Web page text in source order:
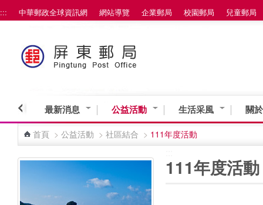
跳到主要內容區塊
::: 中華郵政全球資訊網 網站導覽 企業郵局 校園郵局 兒童郵局
最新消息 公益活動 生活采風 關
首頁 > 公益活動 > 社區結合 > 111年度活動
111年度活動